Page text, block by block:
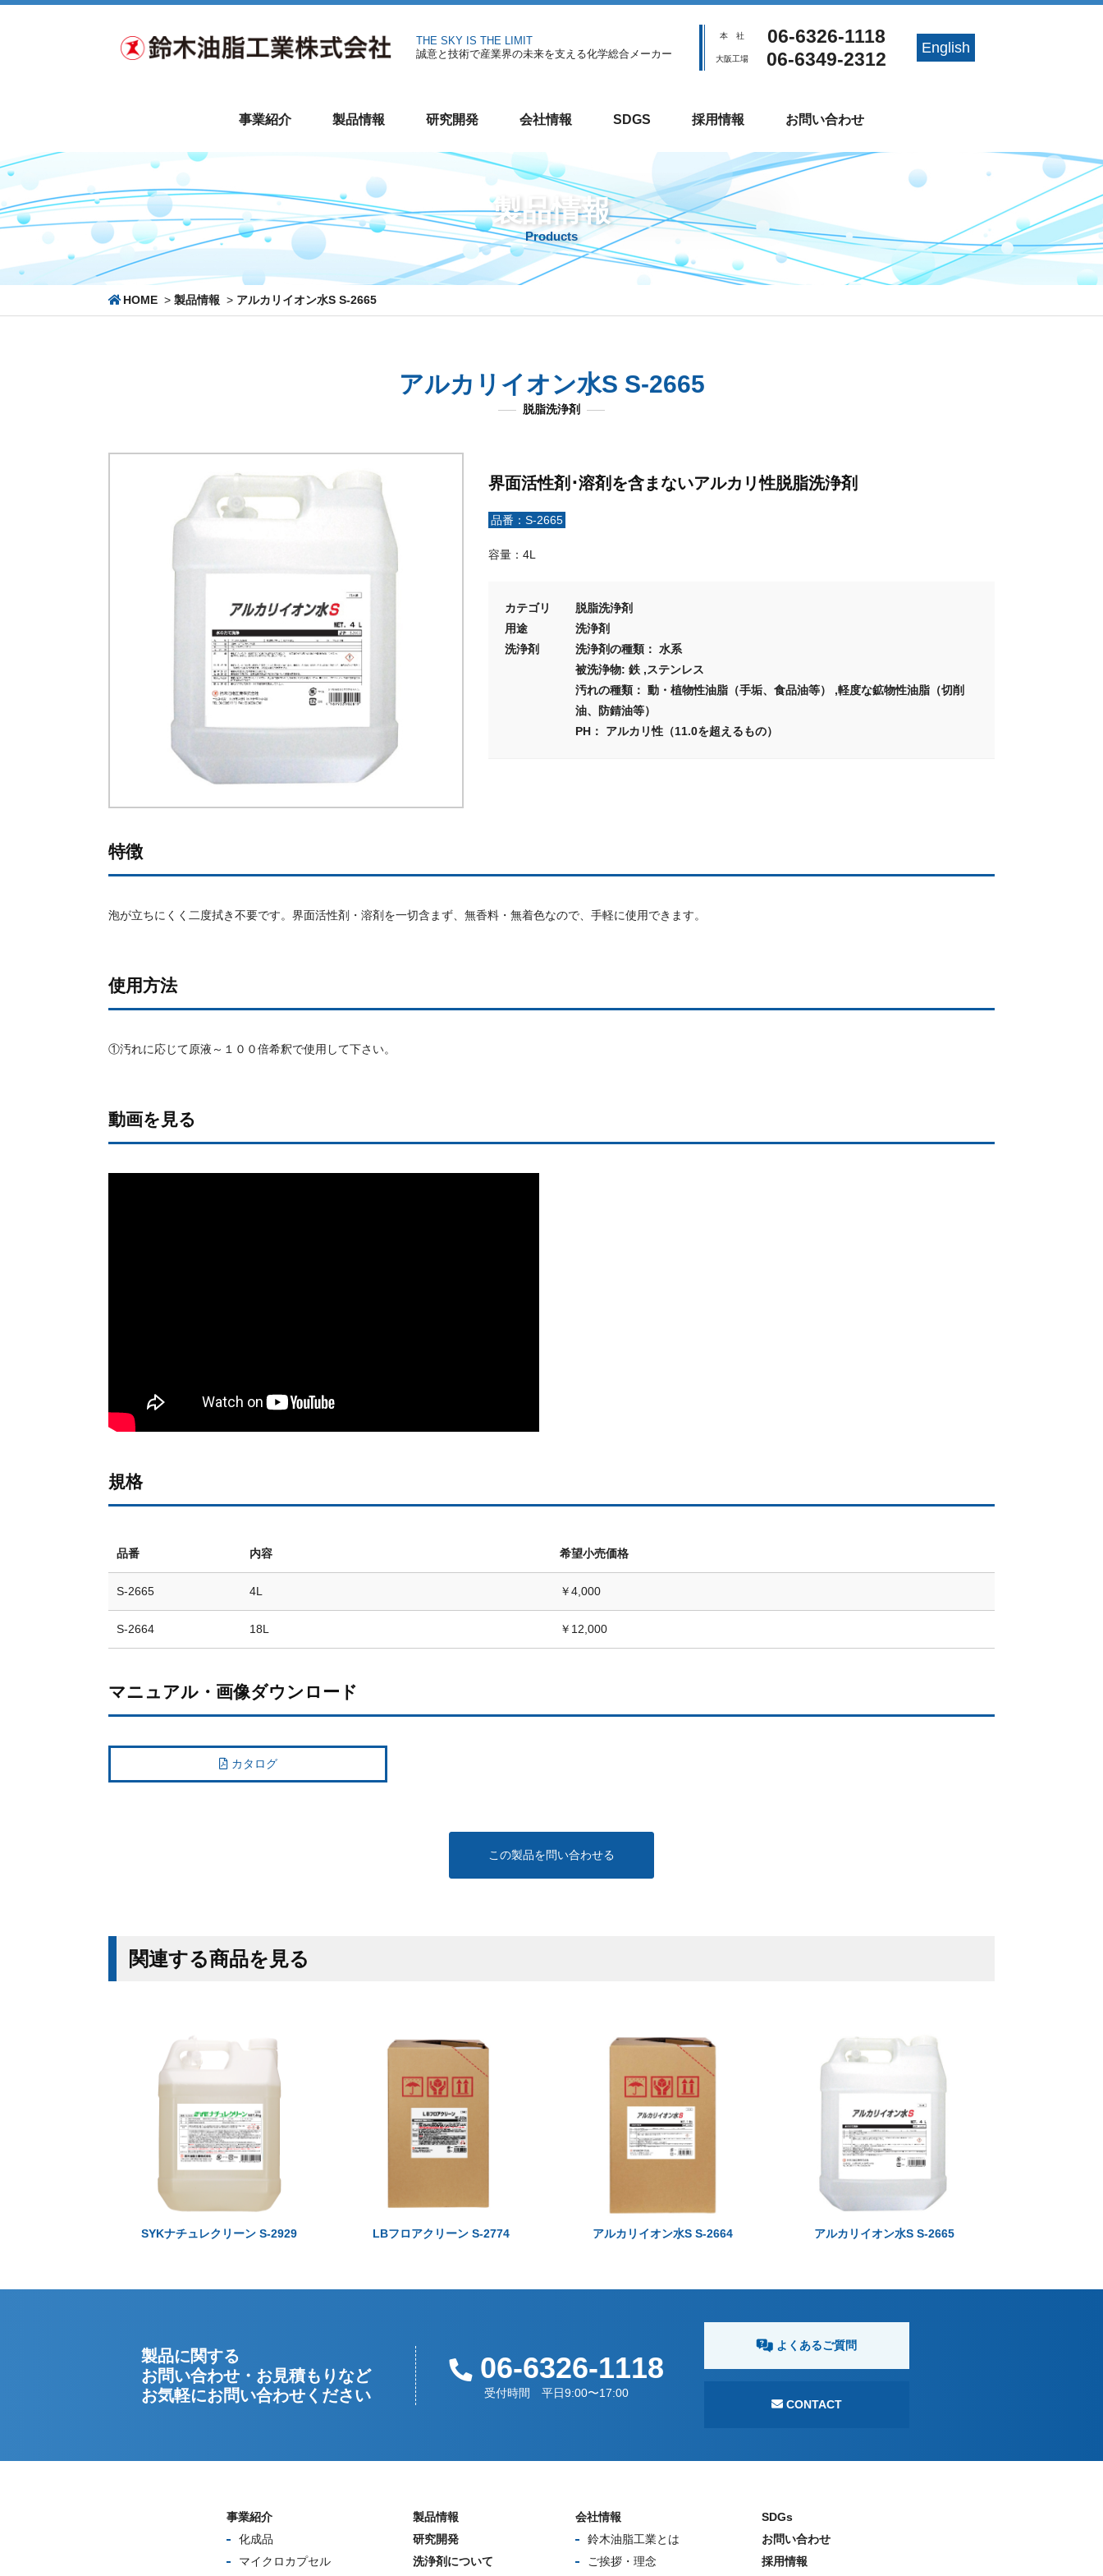
THE SKY IS THE LIMIT
誠意と技術で産業界の未来を支える化学総合メーカー
本 社 06-6326-1118
大阪工場 06-6349-2312
English
事業紹介 製品情報 研究開発 会社情報 SDGS 採用情報 お問い合わせ
製品情報
Products
HOME > 製品情報 > アルカリイオン水S S-2665
アルカリイオン水S S-2665
脱脂洗浄剤
界面活性剤･溶剤を含まないアルカリ性脱脂洗浄剤
品番：S-2665
容量：4L
カテゴリ
脱脂洗浄剤
用途
洗浄剤
洗浄剤
洗浄剤の種類： 水系
被洗浄物: 鉄 ,ステンレス
汚れの種類： 動・植物性油脂（手垢、食品油等） ,軽度な鉱物性油脂（切削
油、防錆油等）
PH： アルカリ性（11.0を超えるもの）
特徴
泡が立ちにくく二度拭き不要です。界面活性剤・溶剤を一切含まず、無香料・無着色なので、手軽に使用できます。
使用方法
①汚れに応じて原液～１００倍希釈で使用して下さい。
動画を見る
規格
品番 内容 希望小売価格
S-2665 4L ￥4,000
S-2664 18L ￥12,000
マニュアル・画像ダウンロード
カタログ
この製品を問い合わせる
関連する商品を見る
SYKナチュレクリーン S-2929 LBフロアクリーン S-2774 アルカリイオン水S S-2664 アルカリイオン水S S-2665
製品に関する
お問い合わせ・お見積もりなど
お気軽にお問い合わせください
06-6326-1118
受付時間 平日9:00〜17:00
よくあるご質問
CONTACT
事業紹介
化成品
マイクロカプセル
製品情報
研究開発
洗浄剤について
会社情報
鈴木油脂工業とは
ご挨拶・理念
SDGs
お問い合わせ
採用情報